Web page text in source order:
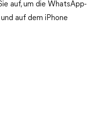
auf, um die WhatsApp-
auf dem iPhone